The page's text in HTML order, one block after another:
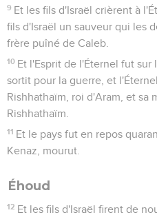
9 Et les fils d'Israël crièrent à
fils d'Israël un sauveur qui les
frère puîné de Caleb.
10 Et l'Esprit de l'Éternel fut sur
sortit pour la guerre, et
Rishhathaïm, roi d'Aram, et sa
Rishhathaïm.
11 Et le pays fut en repos
Kenaz, mourut.
Éhoud
12 Et les fils d'Israël firent de